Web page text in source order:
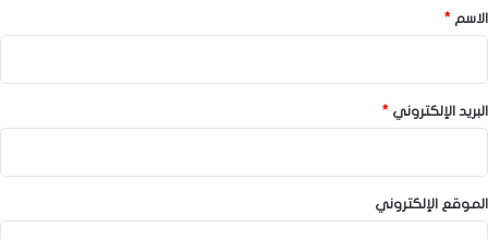
*الاسم *
البريد الإلكتروني *
الموقع الإلكتروني